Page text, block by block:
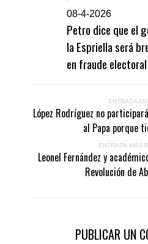
08-4-2026
Petro dice que el
la Espriella será
en fraude electoral
ENTRADA
López Rodríguez no
al Papa porque
ENTRADA MÁS
Leonel Fernández y
Revolución de
PUBLICAR UN